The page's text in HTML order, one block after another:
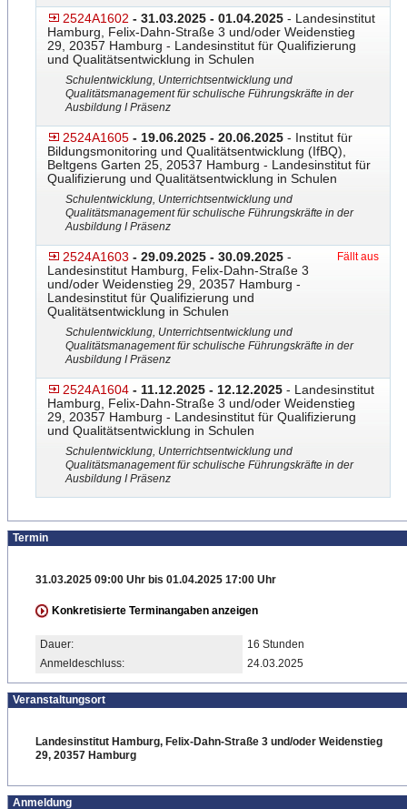
2524A1602 - 31.03.2025 - 01.04.2025 - Landesinstitut
Hamburg, Felix-Dahn-Straße 3 und/oder Weidenstieg
29, 20357 Hamburg - Landesinstitut für Qualifizierung
und Qualitätsentwicklung in Schulen
Schulentwicklung, Unterrichtsentwicklung und
Qualitätsmanagement für schulische Führungskräfte in der
Ausbildung I Präsenz
2524A1605 - 19.06.2025 - 20.06.2025 - Institut für
Bildungsmonitoring und Qualitätsentwicklung (IfBQ),
Beltgens Garten 25, 20537 Hamburg - Landesinstitut für
Qualifizierung und Qualitätsentwicklung in Schulen
Schulentwicklung, Unterrichtsentwicklung und
Qualitätsmanagement für schulische Führungskräfte in der
Ausbildung I Präsenz
2524A1603 - 29.09.2025 - 30.09.2025 -
Landesinstitut Hamburg, Felix-Dahn-Straße 3
und/oder Weidenstieg 29, 20357 Hamburg -
Landesinstitut für Qualifizierung und
Qualitätsentwicklung in Schulen
Fällt aus
Schulentwicklung, Unterrichtsentwicklung und
Qualitätsmanagement für schulische Führungskräfte in der
Ausbildung I Präsenz
2524A1604 - 11.12.2025 - 12.12.2025 - Landesinstitut
Hamburg, Felix-Dahn-Straße 3 und/oder Weidenstieg
29, 20357 Hamburg - Landesinstitut für Qualifizierung
und Qualitätsentwicklung in Schulen
Schulentwicklung, Unterrichtsentwicklung und
Qualitätsmanagement für schulische Führungskräfte in der
Ausbildung I Präsenz
Termin
31.03.2025 09:00 Uhr bis 01.04.2025 17:00 Uhr
Konkretisierte Terminangaben anzeigen
Dauer:
16 Stunden
Anmeldeschluss:
24.03.2025
Veranstaltungsort
Landesinstitut Hamburg, Felix-Dahn-Straße 3 und/oder Weidenstieg
29, 20357 Hamburg
Anmeldung